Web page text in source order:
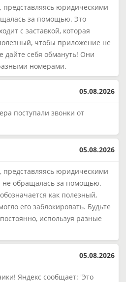
представляясь юридическими
за помощью. Это
с заставкой, которая
чтобы приложение не
дайте себя обмануть! Они
номерами.
05.08.2026
поступали звонки от
05.08.2026
представляясь юридическими
не обращалась за помощью.
как полезный,
его заблокировать. Будьте
используя разные
05.08.2026
Яндекс сообщает: 'Это